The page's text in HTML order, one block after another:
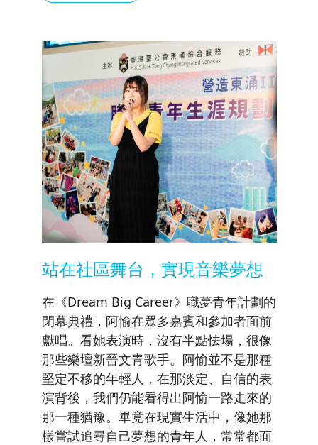
站在社區舞台，實現音樂夢想
在《Dream Big Career》職夢青年計劃的
閉幕典禮，阿愉在眾多嘉賓和參加者面前
獻唱。看她表演時，沒有半點怯場，很像
那些樂壇新晉文青歌手。阿愉並不是那種
堅定不移的年輕人，在那淡定、自信的表
演背後，我們仍能看得出阿愉一路走來的
那一種猶豫。畢竟在現實生活中，像她那
樣嘗試追尋自己夢想的青年人，常常都面